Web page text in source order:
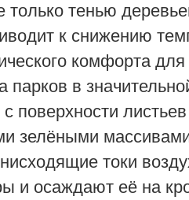
только тенью
к снижению
комфорта
парков в
поверхности
зелёными
токи
и осаждают её на